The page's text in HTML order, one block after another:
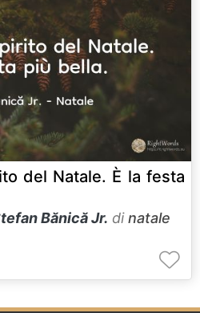
del Natale. È la festa
Bănică Jr. dinatale